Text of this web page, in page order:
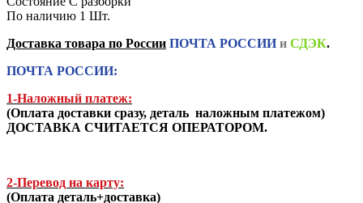
По наличию 1 Шт.
Доставка товара по России ПОЧТА РОССИИи СДЭК.
ПОЧТА РОССИИ:
1-Наложный платеж:
(Оплата доставки сразу, деталь наложным платежом)
ДОСТАВКА СЧИТАЕТСЯ ОПЕРАТОРОМ.
2-Перевод на карту:
(Оплата деталь+доставка)